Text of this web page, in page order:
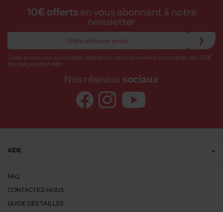
10€ offerts en vous abonnant à notre
newsletter
Code promo non cumulable, valable sur votre première commande dès 50€
d’achat pendant 48h
Nos réseaux sociaux
AIDE
FAQ
CONTACTEZ-NOUS
GUIDE DES TAILLES